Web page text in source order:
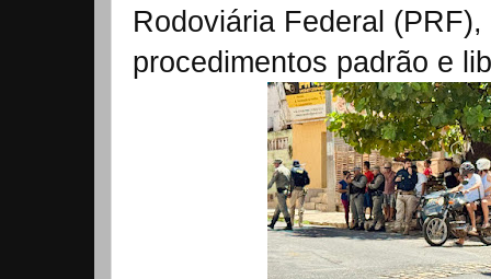
Rodoviária Federal
procedimentos padrão e